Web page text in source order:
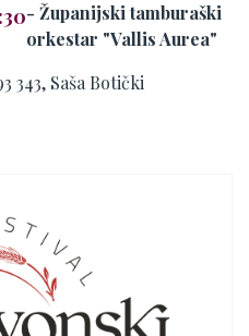
- Županijski tamburaški
orkestar "Vallis Aurea"
343, Saša Botički